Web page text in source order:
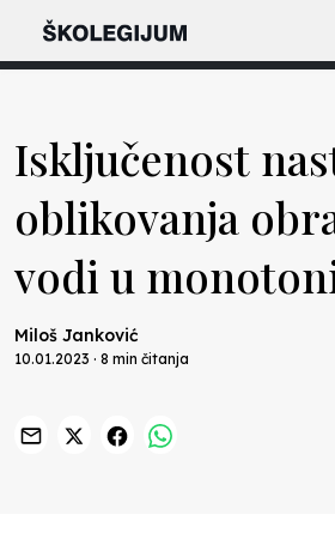
Isključenost
oblikovanja
vodi u
Miloš Janković
10.01.2023 · 8 min čitanja